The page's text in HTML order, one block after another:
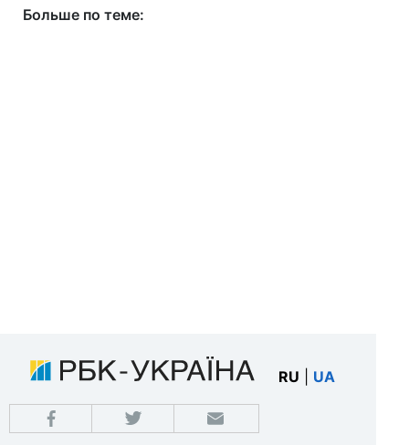
Больше по теме:
RU UA